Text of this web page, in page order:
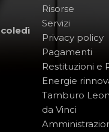
Risorse
Servizi
Privacy policy
Pagamenti
Restituzioni e
Energie
Tamburo
da Vinci